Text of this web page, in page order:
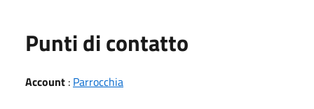
Punti di contatto
Account : Parrocchia